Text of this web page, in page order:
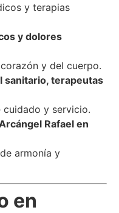
y terapias
y dolores
y del cuerpo.
sanitario, terapeutas
y servicio.
Rafael en
armonía y
en